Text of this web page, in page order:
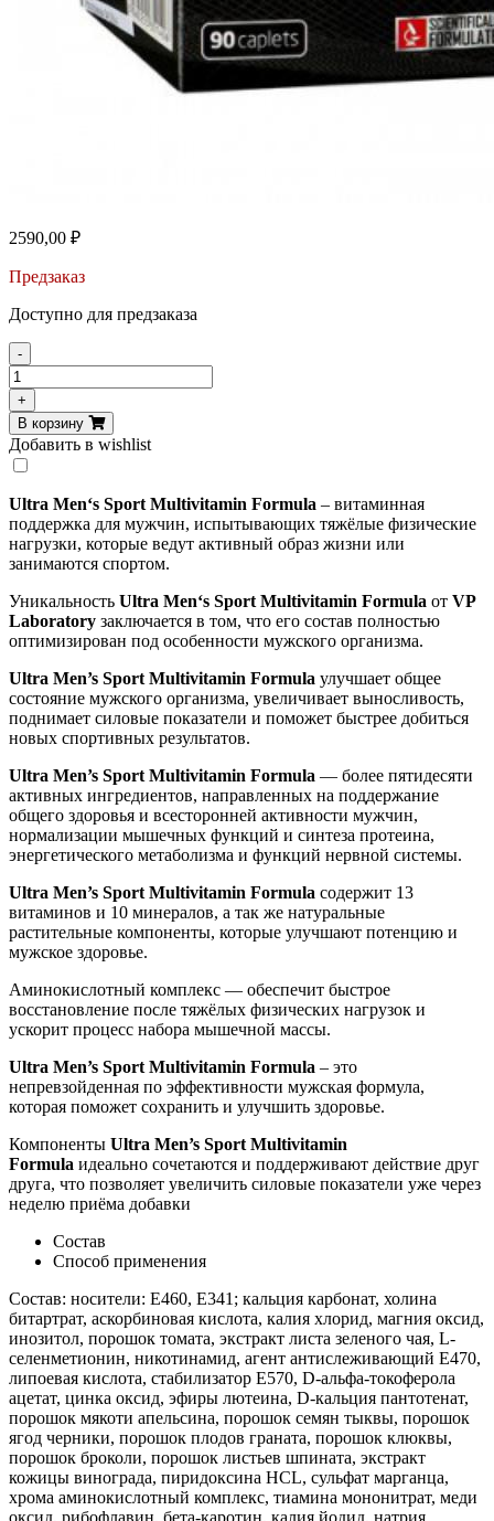
2590,00 ₽
Предзаказ
Доступно для предзаказа
-
Количество
товара
VPLab
Ultra
Men's
90
+
В корзину
Добавить в wishlist
Ultra Men‘s Sport Multivitamin Formula – витаминная
поддержка для мужчин, испытывающих тяжёлые физические
нагрузки, которые ведут активный образ жизни или
занимаются спортом.
Уникальность Ultra Men‘s Sport Multivitamin Formula от VP
Laboratory заключается в том, что его состав полностью
оптимизирован под особенности мужского организма.
Ultra Men’s Sport Multivitamin Formula улучшает общее
состояние мужского организма, увеличивает выносливость,
поднимает силовые показатели и поможет быстрее добиться
новых спортивных результатов.
Ultra Men’s Sport Multivitamin Formula — более пятидесяти
активных ингредиентов, направленных на поддержание
общего здоровья и всесторонней активности мужчин,
нормализации мышечных функций и синтеза протеина,
энергетического метаболизма и функций нервной системы.
Ultra Men’s Sport Multivitamin Formula содержит 13
витаминов и 10 минералов, а так же натуральные
растительные компоненты, которые улучшают потенцию и
мужское здоровье.
Аминокислотный комплекс — обеспечит быстрое
восстановление после тяжёлых физических нагрузок и
ускорит процесс набора мышечной массы.
Ultra Men’s Sport Multivitamin Formula – это
непревзойденная по эффективности мужская формула,
которая поможет сохранить и улучшить здоровье.
Компоненты Ultra Men’s Sport Multivitamin
Formula идеально сочетаются и поддерживают действие друг
друга, что позволяет увеличить силовые показатели уже через
неделю приёма добавки
Состав
Способ применения
Состав: носители: E460, E341; кальция карбонат, холина
битартрат, аскорбиновая кислота, калия хлорид, магния оксид,
инозитол, порошок томата, экстракт листа зеленого чая, L-
селенметионин, никотинамид, агент антислеживающий Е470,
липоевая кислота, стабилизатор Е570, D-альфа-токоферола
ацетат, цинка оксид, эфиры лютеина, D-кальция пантотенат,
порошок мякоти апельсина, порошок семян тыквы, порошок
ягод черники, порошок плодов граната, порошок клюквы,
порошок броколи, порошок листьев шпината, экстракт
кожицы винограда, пиридоксина HCL, сульфат марганца,
хрома аминокислотный комплекс, тиамина мононитрат, меди
оксид, рибофлавин, бета-каротин, калия йодид, натрия